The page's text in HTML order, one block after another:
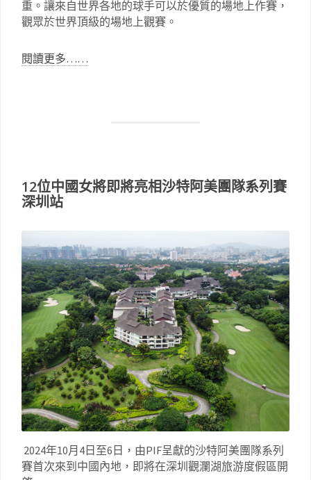
重。讓來自世界各地的球手可以於優質的場地上作賽，
觀眾於世界頂級的場地上觀賽。
閱讀更多……
12位中國女將即將亮相沙特阿美團隊系列賽
深圳站
2024年10月4日至6日，由PIF呈獻的沙特阿美團隊系列
賽首次來到中國內地，即將在深圳觀瀾湖旅游度假區開